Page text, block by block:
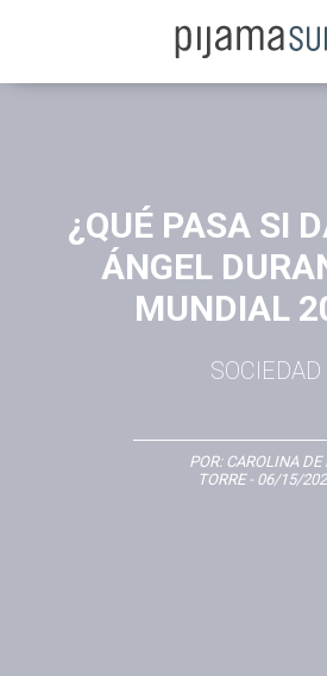
¿QUÉ PASA SI
ÁNGEL
MUNDIAL
SOCIEDAD
POR: CAROLINA DE
TORRE- 06/15/